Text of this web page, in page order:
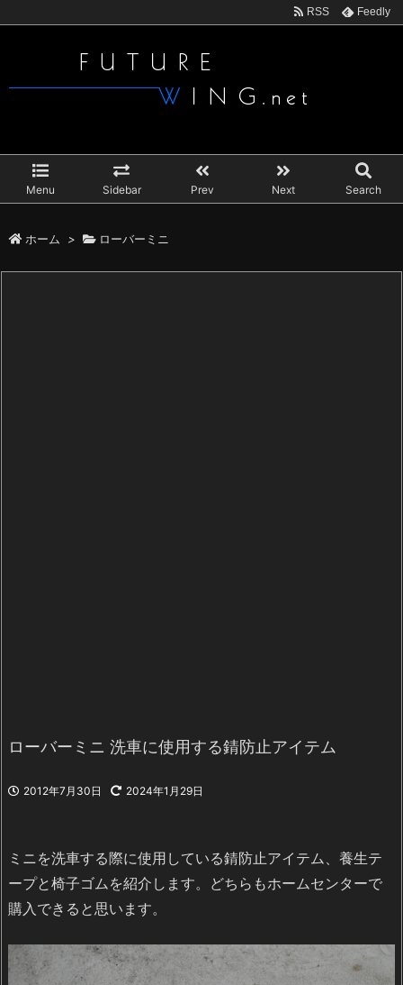
Menu Sidebar Prev Next Search
RSS Feedly
ホーム > ローバーミニ
ローバーミニ 洗車に使用する錆防止アイテム
2012年7月30日 2024年1月29日
ミニを洗車する際に使用している錆防止アイテム、養生テ
ープと椅子ゴムを紹介します。どちらもホームセンターで
購入できると思います。